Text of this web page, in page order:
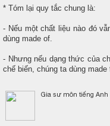
* Tóm lại quy tắc chung là:
- Nếu một chất liệu nào đó
dùng made of.
- Nhưng nếu dạng thức của
chế biến, chúng ta dùng made
Gia sư môn tiếng Anh